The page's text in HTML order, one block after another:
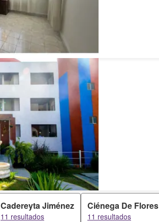
Cadereyta Jiménez
11 resultados
Ciénega De Flores
11 resultados